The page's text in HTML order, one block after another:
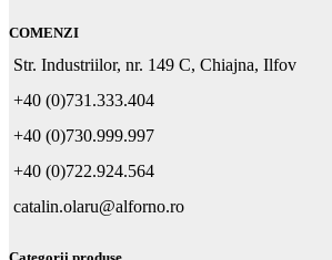
COMENZI
Str. Industriilor, nr. 149 C, Chiajna, Ilfov
+40 (0)731.333.404
+40 (0)730.999.997
+40 (0)722.924.564
catalin.olaru@alforno.ro